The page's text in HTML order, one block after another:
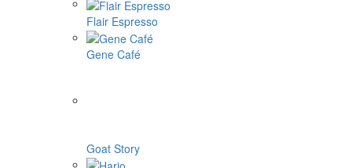
Flair Espresso
Gene Café
Goat Story